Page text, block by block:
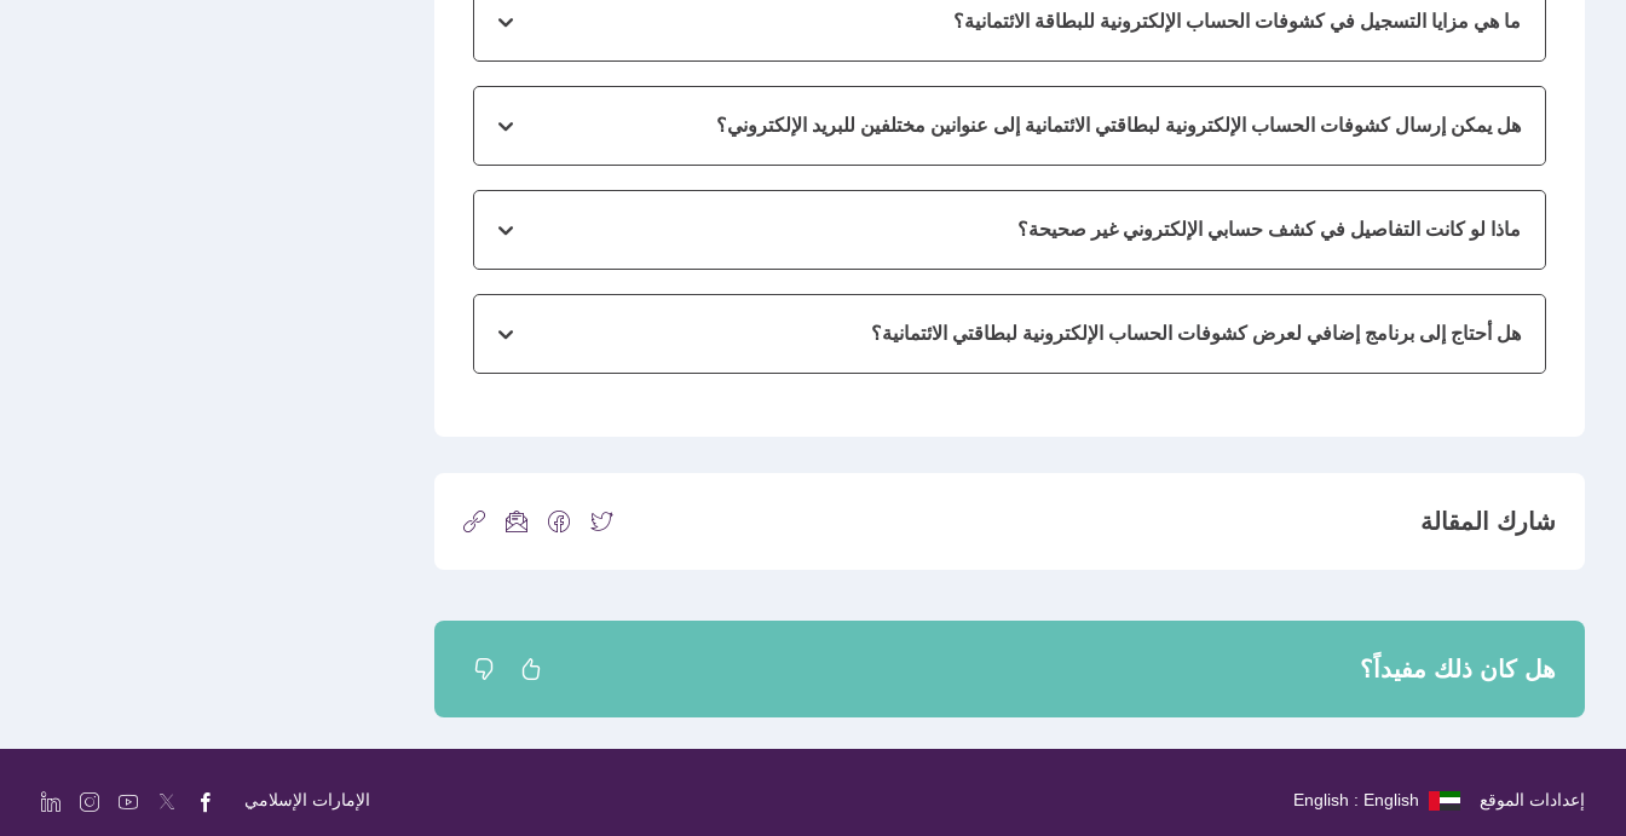
ما هي مزايا التسجيل في كشوفات الحساب الإلكترونية للبطاقة الائتمانية؟
هل يمكن إرسال كشوفات الحساب الإلكترونية لبطاقتي الائتمانية إلى عنوانين مختلفين للبريد الإلكتروني؟
ماذا لو كانت التفاصيل في كشف حسابي الإلكتروني غير صحيحة؟
هل أحتاج إلى برنامج إضافي لعرض كشوفات الحساب الإلكترونية لبطاقتي الائتمانية؟
شارك المقالة
هل كان ذلك مفيداً؟
إعدادات الموقع English : English الإمارات الإسلامي